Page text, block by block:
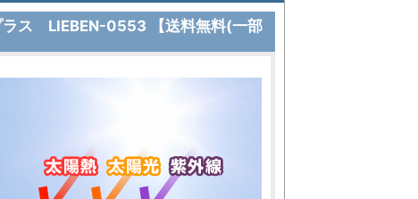
ス LIEBEN-0553 【送料無料(一部